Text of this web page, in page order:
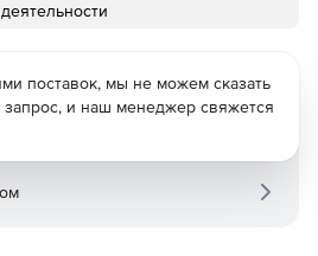
поставок, мы не можем сказать
запрос, и наш менеджер свяжется